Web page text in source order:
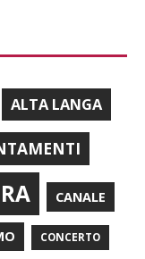
ALTA LANGA
CANALE
CONCERTO